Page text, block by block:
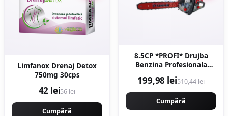
Limfanox Drenaj Detox
750mg 30cps
42 lei56 lei
Cumpără
8.5CP *PROFI* Drujba
Benzina Profesionala
9000rpm, 40cm, Easy-
Start NEXT Generation,
Motoyama Japan
CMP1312
199,98 lei510,44 lei
Cumpără